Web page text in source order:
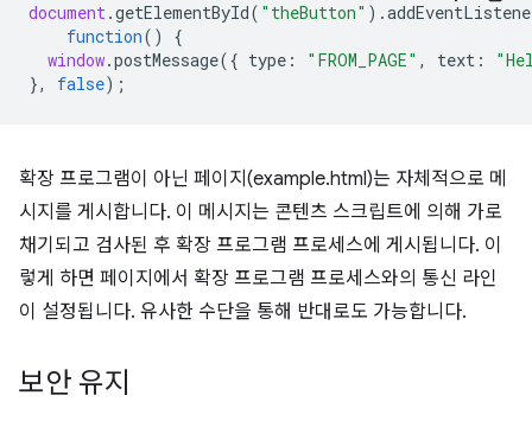
document.getElementById( "theButton" ).
function()
{
window.postMessage({ type : "FROM_PAGE" , text :
},
false);
확장 프로그램이 아닌 페이지(example.html)는 자체적으로 메
시지를 게시합니다. 이 메시지는 콘텐츠 스크립트에 의해 가로
채기되고 검사된 후 확장 프로그램 프로세스에 게시됩니다. 이
렇게 하면 페이지에서 확장 프로그램 프로세스와의 통신 라인
이 설정됩니다. 유사한 수단을 통해 반대로도 가능합니다.
보안 유지